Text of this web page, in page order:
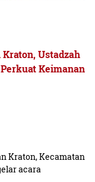
Ustadzah
Keimanan
Kraton, Kecamatan
acara